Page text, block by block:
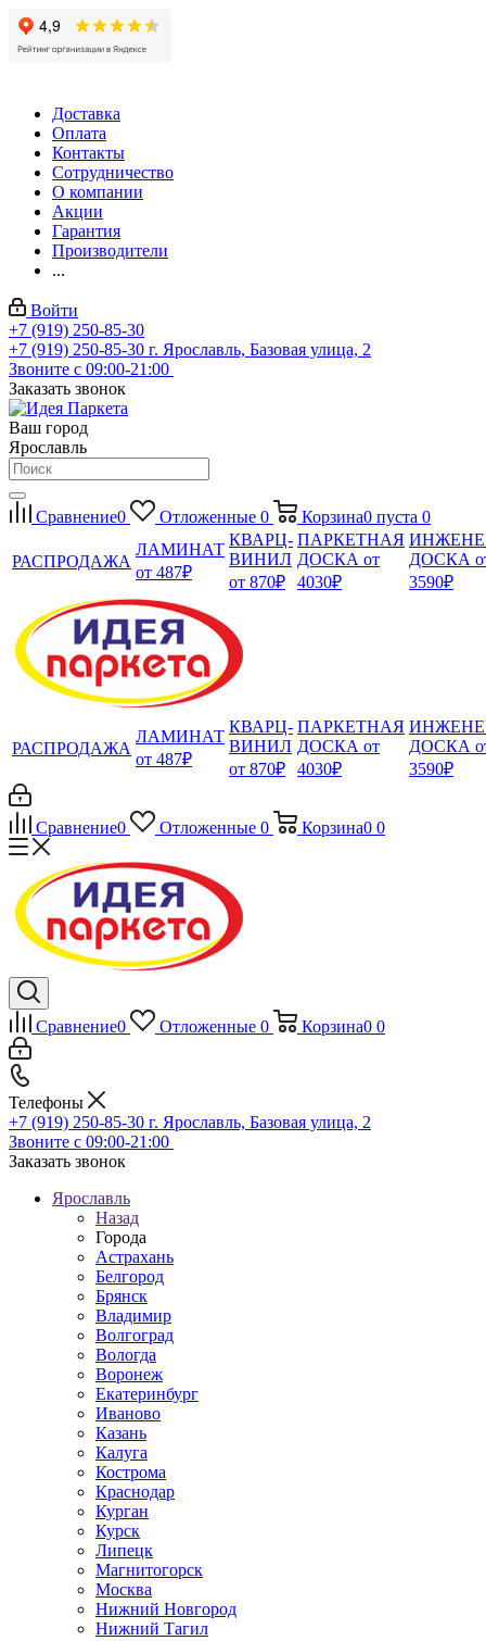
Доставка
Оплата
Контакты
Сотрудничество
О компании
Акции
Гарантия
Производители
...
Войти
+7 (919) 250-85-30
+7 (919) 250-85-30 г. Ярославль, Базовая улица, 2
Звоните с 09:00-21:00
Заказать звонок
Ваш город
Ярославль
Сравнение0 Отложенные 0 Корзина0 пуста 0
РАСПРОДАЖА
ЛАМИНАТ
от 487₽
КВАРЦ-
ВИНИЛ
от 870₽
ПАРКЕТНАЯ
ДОСКА от
4030₽
ДОСКА
3590₽
РАСПРОДАЖА
ЛАМИНАТ
от 487₽
КВАРЦ-
ВИНИЛ
от 870₽
ПАРКЕТНАЯ
ДОСКА от
4030₽
ДОСКА
3590₽
Сравнение0 Отложенные 0 Корзина0 0
Сравнение0 Отложенные 0 Корзина0 0
Телефоны
+7 (919) 250-85-30 г. Ярославль, Базовая улица, 2
Звоните с 09:00-21:00
Заказать звонок
Ярославль
Назад
Города
Астрахань
Белгород
Брянск
Владимир
Волгоград
Вологда
Воронеж
Екатеринбург
Иваново
Казань
Калуга
Кострома
Краснодар
Курган
Курск
Липецк
Магнитогорск
Москва
Нижний Новгород
Нижний Тагил